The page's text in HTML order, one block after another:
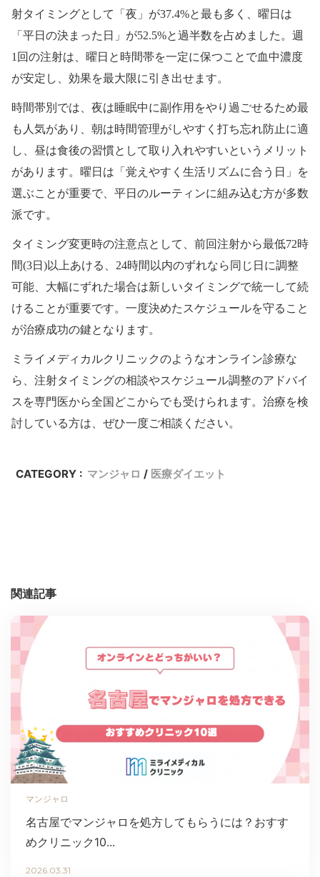
射タイミングとして「夜」が37.4%と最も多く、曜日は
「平日の決まった日」が52.5%と過半数を占めました。週
1回の注射は、曜日と時間帯を一定に保つことで血中濃度
が安定し、効果を最大限に引き出せます。
時間帯別では、夜は睡眠中に副作用をやり過ごせるため最
も人気があり、朝は時間管理がしやすく打ち忘れ防止に適
し、昼は食後の習慣として取り入れやすいというメリット
があります。曜日は「覚えやすく生活リズムに合う日」を
選ぶことが重要で、平日のルーティンに組み込む方が多数
派です。
タイミング変更時の注意点として、前回注射から最低72時
間(3日)以上あける、24時間以内のずれなら同じ日に調整
可能、大幅にずれた場合は新しいタイミングで統一して続
けることが重要です。一度決めたスケジュールを守ること
が治療成功の鍵となります。
ミライメディカルクリニックのようなオンライン診療な
ら、注射タイミングの相談やスケジュール調整のアドバイ
スを専門医から全国どこからでも受けられます。治療を検
討している方は、ぜひ一度ご相談ください。
CATEGORY : マンジャロ 医療ダイエット
関連記事
マンジャロ
名古屋でマンジャロを処方してもらうには？おすす
めクリニック10...
2026.03.31